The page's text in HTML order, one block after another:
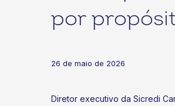
por
26 de maio de 2026
Diretor executivo da Sicredi